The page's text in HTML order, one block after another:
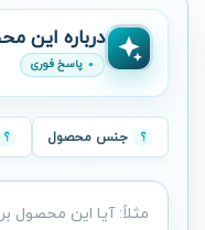
درباره این
پاسخ فوری
جنس محصول
سؤال
درباره